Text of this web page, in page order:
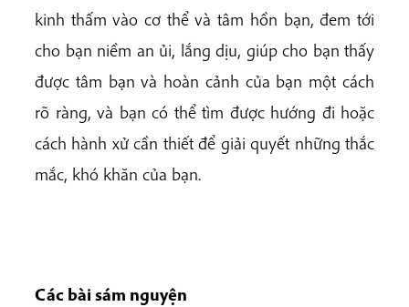
kinh thấm vào cơ thể và tâm hồn bạn, đem tới
cho bạn niềm an ủi, lắng dịu, giúp cho bạn thấy
được tâm bạn và hoàn cảnh của bạn một cách
rõ ràng, và bạn có thể tìm được hướng đi hoặc
cách hành xử cần thiết để giải quyết những thắc
mắc, khó khăn của bạn.
Các bài sám nguyện